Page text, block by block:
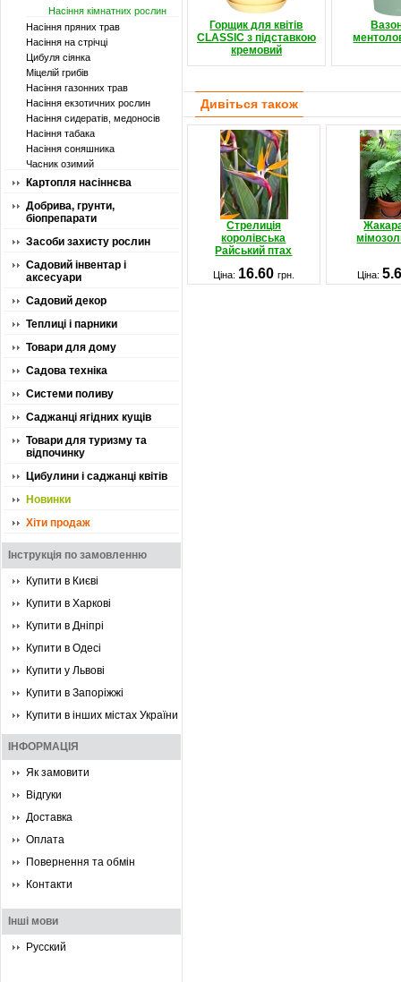
Насіння кімнатних рослин
Насіння пряних трав
Насіння на стрічці
Цибуля сіянка
Міцелій грибів
Насіння газонних трав
Насіння екзотичних рослин
Насіння сидератів, медоносів
Насіння табака
Насіння соняшника
Часник озимий
Картопля насіннєва
Добрива, грунти,
біопрепарати
Засоби захисту рослин
Садовий інвентар і
аксесуари
Садовий декор
Теплиці і парники
Товари для дому
Садова техніка
Системи поливу
Саджанці ягідних кущів
Товари для туризму та
відпочинку
Цибулини і саджанці квітів
Новинки
Хіти продаж
Інструкція по замовленню
Купити в Києві
Купити в Харкові
Купити в Дніпрі
Купити в Одесі
Купити у Львові
Купити в Запоріжжі
Купити в інших містах України
ІНФОРМАЦІЯ
Як замовити
Відгуки
Доставка
Оплата
Повернення та обмін
Контакти
Інші мови
Русский
Горщик для квітів
CLASSIC з підставкою
кремовий
Дивіться також
Стрелиція
королівська
Райський птах
Ціна: 16.60 грн. Ціна: